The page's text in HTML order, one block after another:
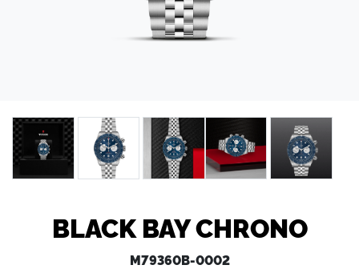
BLACK BAY CHRONO
M79360B-0002